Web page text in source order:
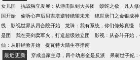
女儿国
抗战独立发展：从游击队到大兵团 蛟蛇之欲 凡人
国开始
偷听心声后贝吉塔逆转绝望未来 绝世唐门之金银成神
线
影视世界从四合院开始 龙珠：我有系统，你们修炼真慢
是团
我在亮剑卖军火，打造超级独立团 影视：从奋斗开始
仙：从肝经验开始
提瓦特大陆生存指南
最近更新 穿成当家主母，四个幼崽全是反派 呆萌世子妃